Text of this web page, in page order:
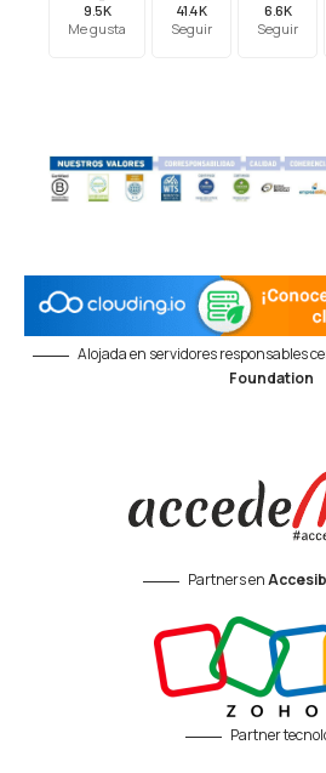
9.5K
Me gusta
41.4K
Seguir
6.6K
Seguir
Alojada en servidores responsables
Foundation
Partners en
Partner